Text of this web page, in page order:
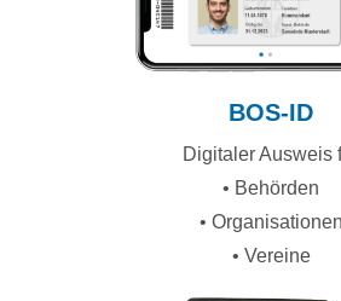
BOS-ID
Digitaler Ausweis
• Behörden
• Organisationen
• Vereine